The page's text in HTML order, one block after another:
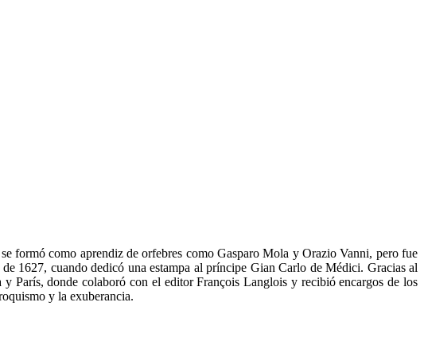
formó como aprendiz de orfebres como Gasparo Mola y Orazio Vanni, pero fue
1627, cuando dedicó una estampa al príncipe Gian Carlo de Médici. Gracias al
París, donde colaboró con el editor François Langlois y recibió encargos de los
y la exuberancia.